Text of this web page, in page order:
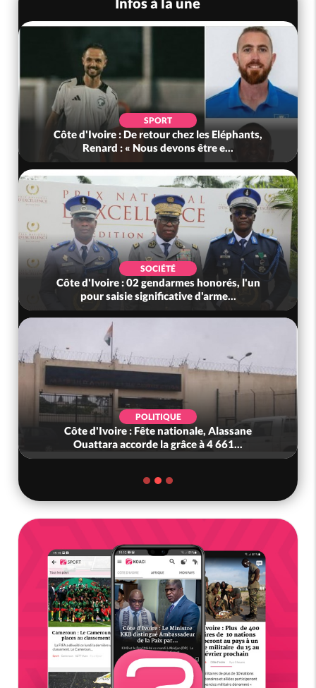
SPORT
Côte d'Ivoire : De retour chez les Eléphants,
Renard : « Nous devons être e...
SOCIÉTÉ
Côte d'Ivoire : 02 gendarmes honorés, l'un
pour saisie significative d'arme...
POLITIQUE
Côte d'Ivoire : Fête nationale, Alassane
Ouattara accorde la grâce à 4 661...